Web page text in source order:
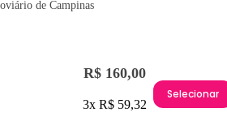
de Campinas
R$ 160,00
3x R$ 59,32
Selecionar